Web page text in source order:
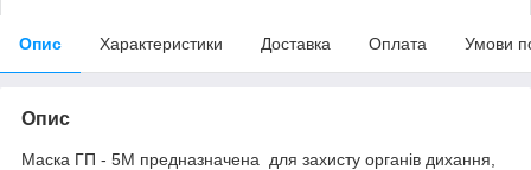
Опис Характеристики Доставка Оплата Умови
Опис
Маска ГП - 5М предназначена для захисту органів дихання,